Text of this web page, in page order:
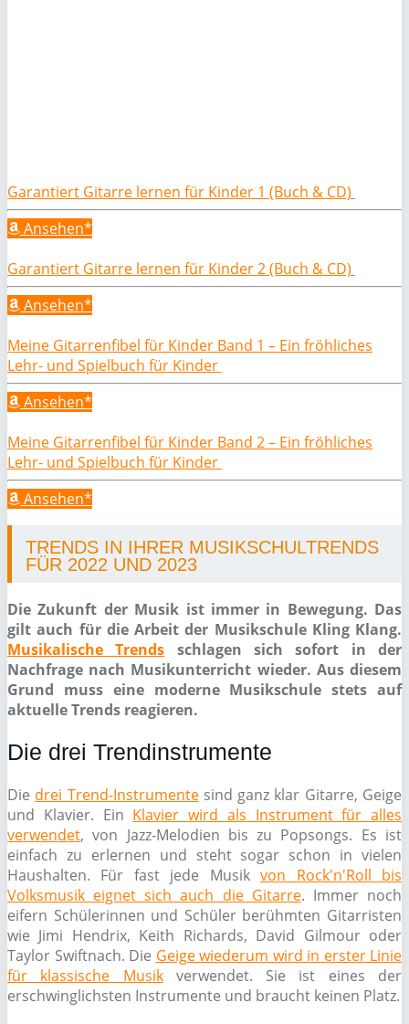
Garantiert Gitarre lernen für Kinder 1 (Buch & CD)
Ansehen*
Garantiert Gitarre lernen für Kinder 2 (Buch & CD)
Ansehen*
Meine Gitarrenfibel für Kinder Band 1 – Ein fröhliches
Lehr- und Spielbuch für Kinder
Ansehen*
Meine Gitarrenfibel für Kinder Band 2 – Ein fröhliches
Lehr- und Spielbuch für Kinder
Ansehen*
TRENDS IN IHRER MUSIKSCHULTRENDS
FÜR 2022 UND 2023
Die Zukunft der Musik ist immer in Bewegung. Das
gilt auch für die Arbeit der Musikschule Kling Klang.
Musikalische Trends schlagen sich sofort in der
Nachfrage nach Musikunterricht wieder. Aus diesem
Grund muss eine moderne Musikschule stets auf
aktuelle Trends reagieren.
Die drei Trendinstrumente
Die drei Trend-Instrumentesind ganz klar Gitarre, Geige
und Klavier. Ein Klavier wird als Instrument für alles
verwendet, von Jazz-Melodien bis zu Popsongs. Es ist
einfach zu erlernen und steht sogar schon in vielen
Haushalten. Für fast jede Musikvon Rock'n'Roll bis
Volksmusik eignet sich auch die Gitarre. Immer noch
eifern Schülerinnen und Schüler berühmten Gitarristen
wie Jimi Hendrix, Keith Richards, David Gilmour oder
Taylor Swiftnach. Die Geige wiederum wird in erster Linie
für klassische Musikverwendet. Sie ist eines der
erschwinglichsten Instrumente und braucht keinen Platz.